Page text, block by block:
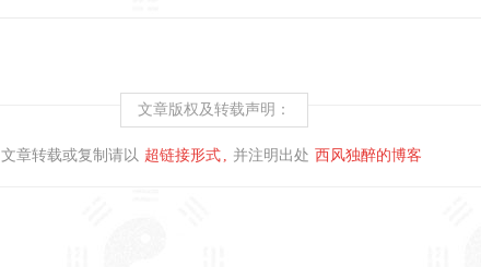
文章版权及转载声明：
文章转载或复制请以 超链接形式 并注明出处 西风独醉的博客